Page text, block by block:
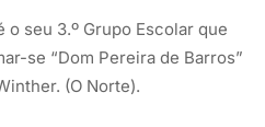
seu 3.º Grupo Escolar que
se “Dom Pereira de Barros”
(O Norte).